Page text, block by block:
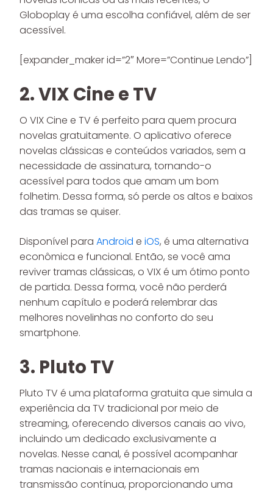
Globoplay é uma escolha confiável, além de ser
acessível.
[expander_maker id=”2″ More=”Continue Lendo”]
2. VIX Cine e TV
O VIX Cine e TV é perfeito para quem procura
novelas gratuitamente. O aplicativo oferece
novelas clássicas e conteúdos variados, sem a
necessidade de assinatura, tornando-o
acessível para todos que amam um bom
folhetim. Dessa forma, só perde os altos e baixos
das tramas se quiser.
Disponível para Android e iOS, é uma alternativa
econômica e funcional. Então, se você ama
reviver tramas clássicas, o VIX é um ótimo ponto
de partida. Dessa forma, você não perderá
nenhum capítulo e poderá relembrar das
melhores novelinhas no conforto do seu
smartphone.
3. Pluto TV
Pluto TV é uma plataforma gratuita que simula a
experiência da TV tradicional por meio de
streaming, oferecendo diversos canais ao vivo,
incluindo um dedicado exclusivamente a
novelas. Nesse canal, é possível acompanhar
tramas nacionais e internacionais em
transmissão contínua, proporcionando uma